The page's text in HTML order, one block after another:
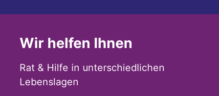
Wir helfen Ihnen
Rat & Hilfe in unterschiedlichen
Lebenslagen